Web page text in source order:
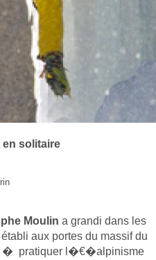
en solitaire
Moulin a grandi dans les
aux portes du massif du
� pratiquer l�€�alpinisme